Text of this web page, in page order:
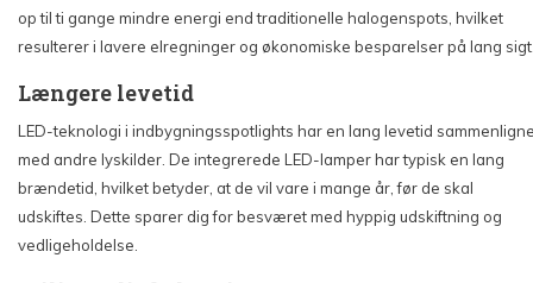
op til ti gange mindre energi end traditionelle halogenspots, hvilket
resulterer i lavere elregninger og økonomiske besparelser på lang
Længere levetid
LED-teknologi i indbygningsspotlights har en lang levetid
med andre lyskilder. De integrerede LED-lamper har typisk en lang
brændetid, hvilket betyder, at de vil vare i mange år, før de skal
udskiftes. Dette sparer dig for besværet med hyppig udskiftning og
vedligeholdelse.